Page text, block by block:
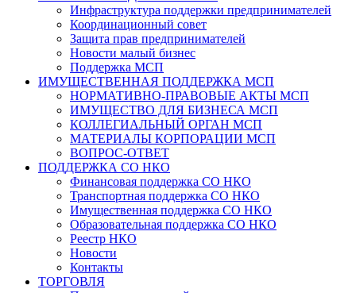
Инфраструктура поддержки предпринимателей
Координационный совет
Защита прав предпринимателей
Новости малый бизнес
Поддержка МСП
ИМУЩЕСТВЕННАЯ ПОДДЕРЖКА МСП
НОРМАТИВНО-ПРАВОВЫЕ АКТЫ МСП
ИМУЩЕСТВО ДЛЯ БИЗНЕСА МСП
КОЛЛЕГИАЛЬНЫЙ ОРГАН МСП
МАТЕРИАЛЫ КОРПОРАЦИИ МСП
ВОПРОС-ОТВЕТ
ПОДДЕРЖКА СО НКО
Финансовая поддержка СО НКО
Транспортная поддержка СО НКО
Имущественная поддержка СО НКО
Образовательная поддержка СО НКО
Реестр НКО
Новости
Контакты
ТОРГОВЛЯ